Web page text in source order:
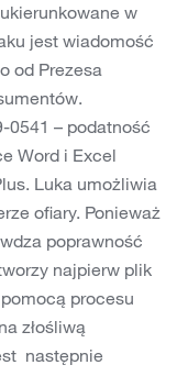
w
jest wiadomość
od Prezesa
0541 – podatność
Word i Excel
Luka umożliwia
ofiary. Ponieważ
poprawność
najpierw plik
procesu
złośliwą
następnie